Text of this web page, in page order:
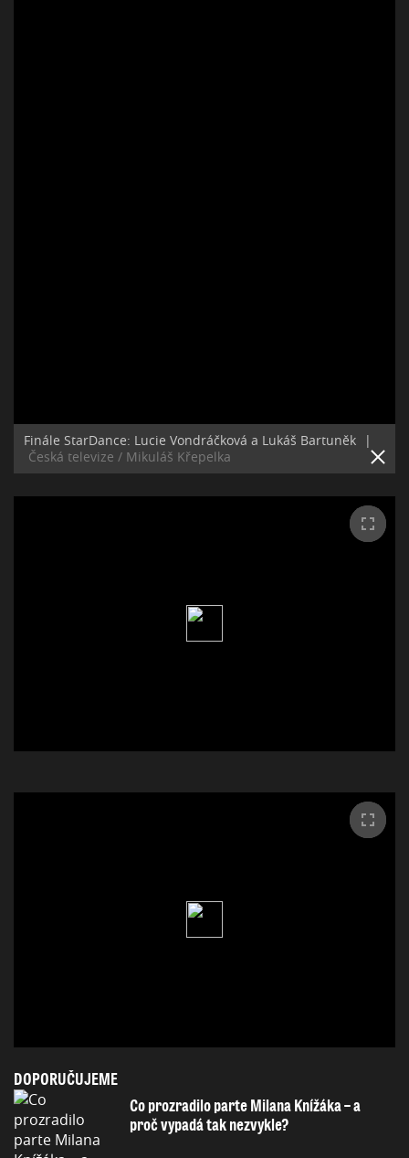
Finále StarDance: Lucie Vondráčková a Lukáš Bartuněk
|
Česká televize / Mikuláš Křepelka
DOPORUČUJEME
Co prozradilo parte Milana Knížáka – a
proč vypadá tak nezvykle?